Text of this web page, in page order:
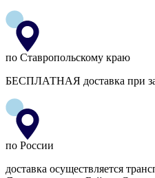
по Ставропольскому краю
БЕСПЛАТНАЯ доставка при
по России
доставка осуществляется